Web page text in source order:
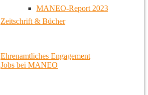
MANEO-Report 2023
Zeitschrift & Bücher
Ehrenamtliches Engagement
Jobs bei MANEO